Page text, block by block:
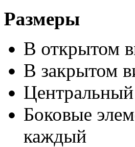
Размеры
В открытом
В закрытом
Боковые
каждый